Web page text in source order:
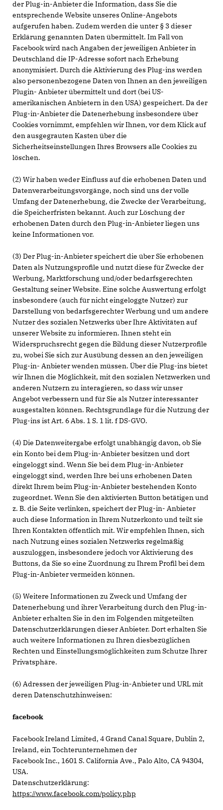
der Plug-in-Anbieter die Information, dass Sie die
entsprechende Website unseres Online-Angebots
aufgerufen haben. Zudem werden die unter § 3 dieser
Erklärung genannten Daten übermittelt. Im Fall von
Facebook wird nach Angaben der jeweiligen Anbieter in
Deutschland die IP-Adresse sofort nach Erhebung
anonymisiert. Durch die Aktivierung des Plug-ins werden
also personenbezogene Daten von Ihnen an den jeweiligen
Plugin- Anbieter übermittelt und dort (bei US-
amerikanischen Anbietern in den USA) gespeichert. Da der
Plug-in-Anbieter die Datenerhebung insbesondere über
Cookies vornimmt, empfehlen wir Ihnen, vor dem Klick auf
den ausgegrauten Kasten über die
Sicherheitseinstellungen Ihres Browsers alle Cookies zu
löschen.
(2) Wir haben weder Einfluss auf die erhobenen Daten und
Datenverarbeitungsvorgänge, noch sind uns der volle
Umfang der Datenerhebung, die Zwecke der Verarbeitung,
die Speicherfristen bekannt. Auch zur Löschung der
erhobenen Daten durch den Plug-in-Anbieter liegen uns
keine Informationen vor.
(3) Der Plug-in-Anbieter speichert die über Sie erhobenen
Daten als Nutzungsprofile und nutzt diese für Zwecke der
Werbung, Marktforschung und/oder bedarfsgerechten
Gestaltung seiner Website. Eine solche Auswertung erfolgt
insbesondere (auch für nicht eingeloggte Nutzer) zur
Darstellung von bedarfsgerechter Werbung und um andere
Nutzer des sozialen Netzwerks über Ihre Aktivitäten auf
unserer Website zu informieren. Ihnen steht ein
Widerspruchsrecht gegen die Bildung dieser Nutzerprofile
zu, wobei Sie sich zur Ausübung dessen an den jeweiligen
Plug-in- Anbieter wenden müssen. Über die Plug-ins bietet
wir Ihnen die Möglichkeit, mit den sozialen Netzwerken und
anderen Nutzern zu interagieren, so dass wir unser
Angebot verbessern und für Sie als Nutzer interessanter
ausgestalten können. Rechtsgrundlage für die Nutzung der
Plug-ins ist Art. 6 Abs. 1 S. 1 lit. f DS-GVO.
(4) Die Datenweitergabe erfolgt unabhängig davon, ob Sie
ein Konto bei dem Plug-in-Anbieter besitzen und dort
eingeloggt sind. Wenn Sie bei dem Plug-in-Anbieter
eingeloggt sind, werden Ihre bei uns erhobenen Daten
direkt Ihrem beim Plug-in-Anbieter bestehenden Konto
zugeordnet. Wenn Sie den aktivierten Button betätigen und
z. B. die Seite verlinken, speichert der Plug-in- Anbieter
auch diese Information in Ihrem Nutzerkonto und teilt sie
Ihren Kontakten öffentlich mit. Wir empfehlen Ihnen, sich
nach Nutzung eines sozialen Netzwerks regelmäßig
auszuloggen, insbesondere jedoch vor Aktivierung des
Buttons, da Sie so eine Zuordnung zu Ihrem Profil bei dem
Plug-in-Anbieter vermeiden können.
(5) Weitere Informationen zu Zweck und Umfang der
Datenerhebung und ihrer Verarbeitung durch den Plug-in-
Anbieter erhalten Sie in den im Folgenden mitgeteilten
Datenschutzerklärungen dieser Anbieter. Dort erhalten Sie
auch weitere Informationen zu Ihren diesbezüglichen
Rechten und Einstellungsmöglichkeiten zum Schutze Ihrer
Privatsphäre.
(6) Adressen der jeweiligen Plug-in-Anbieter und URL mit
deren Datenschutzhinweisen:
facebook
Facebook Ireland Limited, 4 Grand Canal Square, Dublin 2,
Ireland, ein Tochterunternehmen der
Facebook Inc., 1601 S. California Ave., Palo Alto, CA 94304,
USA.
Datenschutzerklärung:
https://www.facebook.com/policy.php